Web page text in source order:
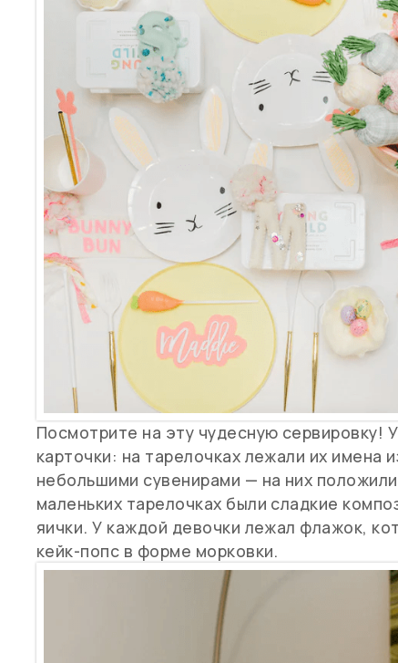
Посмотрите на эту чудесную сервировку!
карточки: на тарелочках лежали их имена
небольшими сувенирами — на них
маленьких тарелочках были сладкие
яички. У каждой девочки лежал флажок,
кейк-попс в форме морковки.